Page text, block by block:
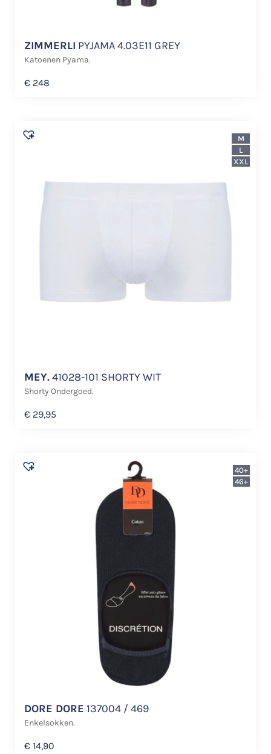
ZIMMERLI PYJAMA 4.03E11 GREY
Katoenen Pyama.
€ 248
MEY.41028-101 SHORTY WIT
Shorty Ondergoed.
€ 29,95
M
L
XXL
DORE DORE 137004 / 469
Enkelsokken.
€ 14,90
40+
46+